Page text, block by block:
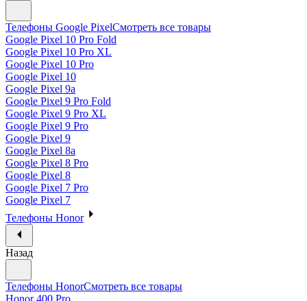
Телефоны Google PixelСмотреть все товары
Google Pixel 10 Pro Fold
Google Pixel 10 Pro XL
Google Pixel 10 Pro
Google Pixel 10
Google Pixel 9a
Google Pixel 9 Pro Fold
Google Pixel 9 Pro XL
Google Pixel 9 Pro
Google Pixel 9
Google Pixel 8a
Google Pixel 8 Pro
Google Pixel 8
Google Pixel 7 Pro
Google Pixel 7
Телефоны Honor
Назад
Телефоны HonorСмотреть все товары
Honor 400 Pro